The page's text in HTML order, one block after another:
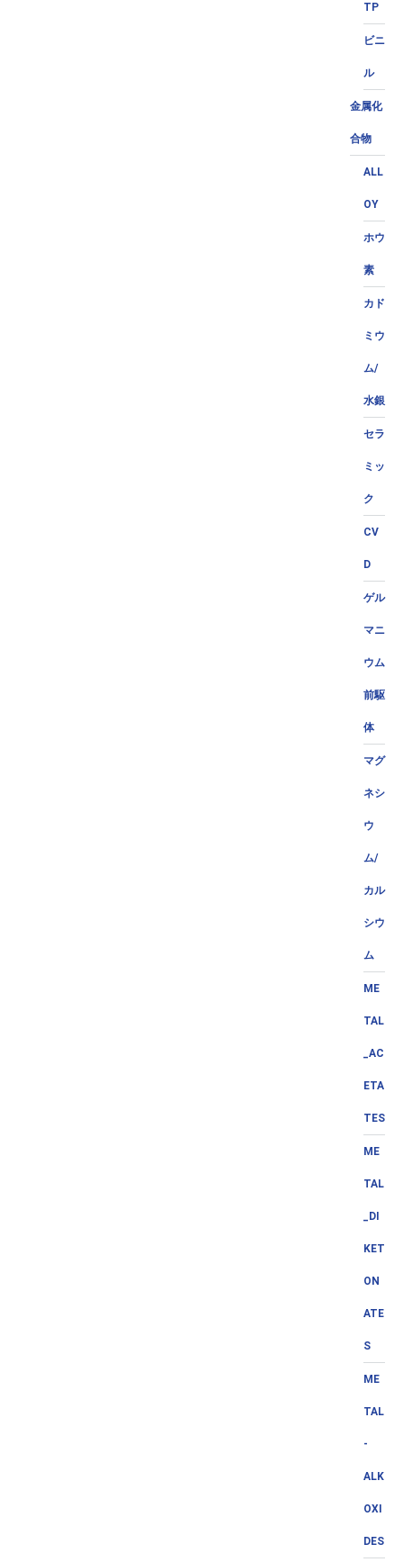
TP
ビニ
ル
金属化
合物
ALL
OY
ホウ
素
カド
ミウ
ム/
水銀
セラ
ミッ
ク
CV
D
ゲル
マニ
ウム
前駆
体
マグ
ネシ
ウ
ム/
カル
シウ
ム
ME
TAL
_AC
ETA
TES
ME
TAL
_DI
KET
ON
ATE
S
ME
TAL
-
ALK
OXI
DES